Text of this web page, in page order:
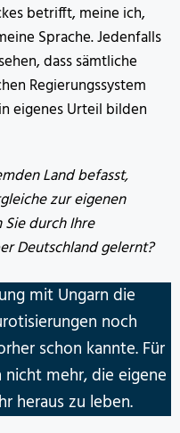
betrifft, meine ich,
Sprache. Jedenfalls
dass sämtliche
Regierungssystem
eigenes Urteil bilden
Land befasst,
zur eigenen
durch Ihre
Deutschland gelernt?
mit Ungarn die
noch
schon kannte. Für
mehr, die eigene
heraus zu leben.